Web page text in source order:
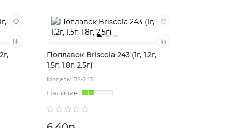
Поплавок Briscola 243 (1г, 1.2г,
1.5г, 1.8г, 2.5г)
BS-243